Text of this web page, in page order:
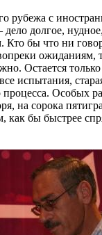
рубежа с
долгое,
Кто бы что ни
ожиданиям,
Остается только
испытания,
процесса. Особых
на сорока
как бы быстрее